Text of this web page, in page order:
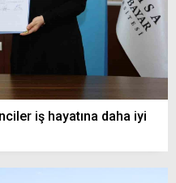
iş hayatına daha iyi